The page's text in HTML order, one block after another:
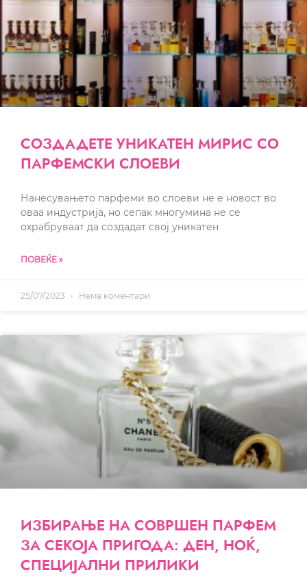
СОЗДАДЕТЕ УНИКАТЕН МИРИС СО
ПАРФЕМСКИ СЛОЕВИ
Нанесувањето парфеми во слоеви не е новост во
оваа индустрија, но сепак многумина не се
охрабруваат да создадат свој уникатен
ПОВЕЌЕ »
25/07/2023 Нема коментари
ИЗБИРАЊЕ НА СОВРШЕН ПАРФЕМ
ЗА СЕКОЈА ПРИГОДА: ДЕН, НОЌ,
СПЕЦИЈАЛНИ ПРИЛИКИ